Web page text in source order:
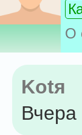
О
Kotя
Вчера